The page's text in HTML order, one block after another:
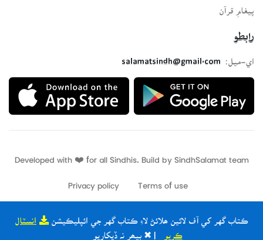
ڪتاب گهر کي آف لائين ھلائڻ لاءِ ڪتاب گهر جي ائپليڪيشن انسٽال
| ✖ ٻيھر نہ ڏيکاريو
پيغامِ قرآن
رابطو
اي-ميل:
salamatsindh@gmail.com
Developed with ❤️ for all Sindhis. Build by
Terms of use